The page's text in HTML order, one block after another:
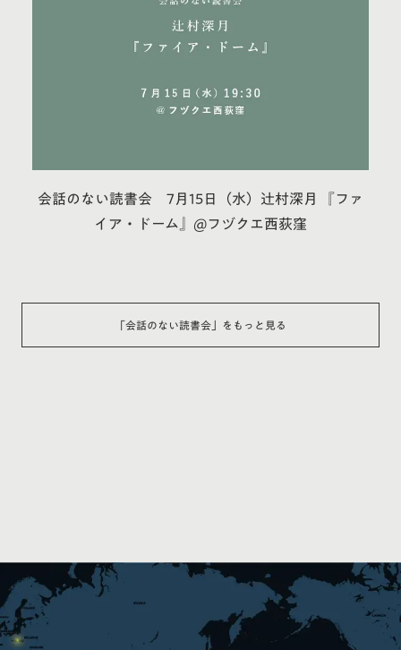
会話のない読書会 7月15日（水）辻村深月 『ファ
イア・ドーム』@フヅクエ西荻窪
「会話のない読書会 」をもっと見る